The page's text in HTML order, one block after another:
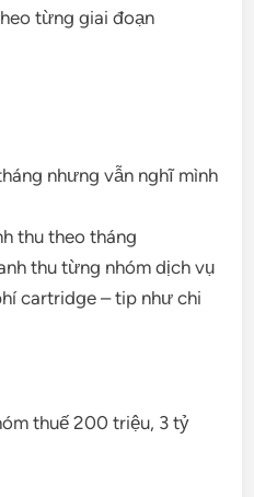
từng giai đoạn
nhưng vẫn nghĩ mình
thu theo tháng
thu từng nhóm dịch vụ
cartridge – tip như chi
thuế 200 triệu, 3 tỷ